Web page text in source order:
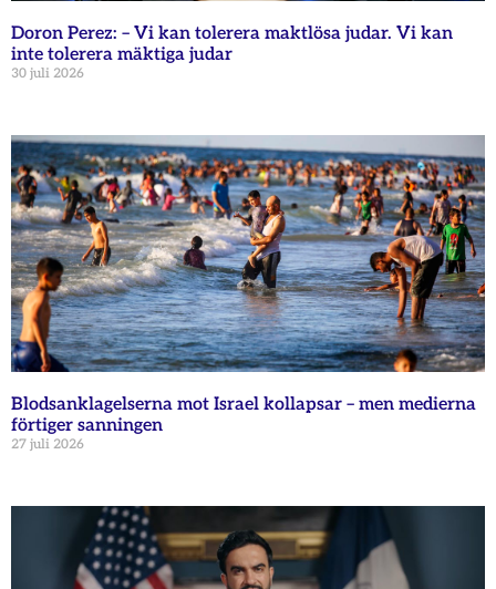
Doron Perez: – Vi kan tolerera maktlösa judar. Vi kan
inte tolerera mäktiga judar
30 juli 2026
Blodsanklagelserna mot Israel kollapsar – men medierna
förtiger sanningen
27 juli 2026